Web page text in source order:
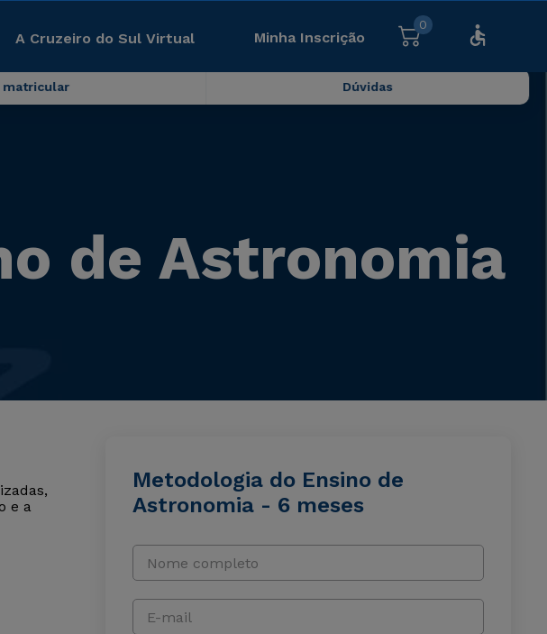
A Cruzeiro do Sul Virtual Minha Inscrição
0
matricular Dúvidas
de Astronomia
e a
Metodologia do Ensino de
Astronomia - 6 meses
Nome completo
E-mail